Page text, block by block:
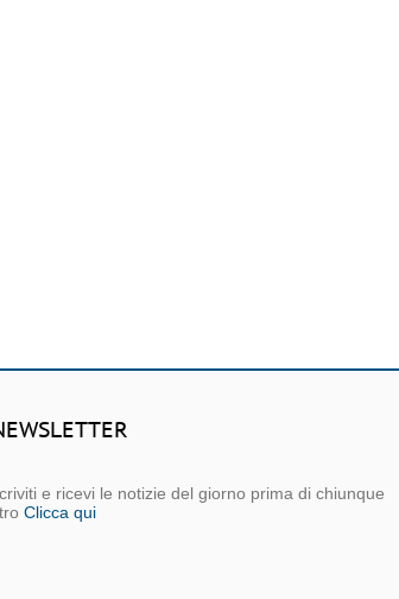
e ricevi le notizie del giorno prima di chiunque
Clicca qui